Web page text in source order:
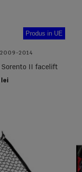
Produs in UE
2014
Sorento II facelift
leiCOS